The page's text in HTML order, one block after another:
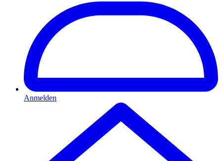
Anmelden